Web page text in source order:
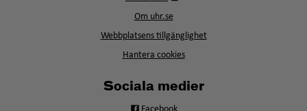
fönster
Om uhr.se
Webbplatsens tillgänglighet
Hantera cookies
Sociala medier